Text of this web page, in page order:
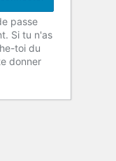
passe
Si tu n'as
toi du
donner